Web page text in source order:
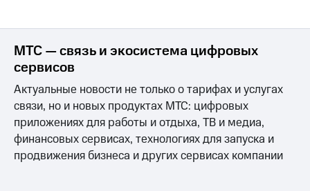
SIM-
для
иностранцев
Оформить
чистый
номер
Выбрать
красивый
Выберите
ТВ
с выгодным
тарифом
Тарифы
Интернет,
ТВ и телефон
МТС — связь и экосистема цифровых
сервисов
Актуальные новости не только о тарифах и услугах
связи, но и новых продуктах МТС: цифровых
приложениях для работы и отдыха, ТВ и медиа,
финансовых сервисах, технологиях для запуска и
продвижения бизнеса и других сервисах компании